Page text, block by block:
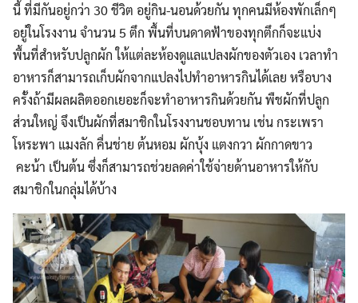
นี้ ที่มีกันอยู่กว่า 30 ชีวิต อยู่กิน-นอนด้วยกัน ทุกคนมีห้องพักเล็กๆ
อยู่ในโรงงาน จำนวน 5 ตึก พื้นที่บนดาดฟ้าของทุกตึกก็จะแบ่ง
พื้นที่สำหรับปลูกผัก ให้แต่ละห้องดูแลแปลงผักของตัวเอง เวลาทำ
อาหารก็สามารถเก็บผักจากแปลงไปทำอาหารกินได้เลย หรือบาง
ครั้งถ้ามีผลผลิตออกเยอะก็จะทำอาหารกินด้วยกัน พืชผักที่ปลูก
ส่วนใหญ่ จึงเป็นผักที่สมาชิกในโรงงานชอบทาน เช่น กระเพรา
โหระพา แมงลัก คื่นช่าย ต้นหอม ผักบุ้ง แตงกวา ผักกาดขาว
คะน้า เป็นต้น ซึ่งก็สามารถช่วยลดค่าใช้จ่ายด้านอาหารให้กับ
สมาชิกในกลุ่มได้บ้าง